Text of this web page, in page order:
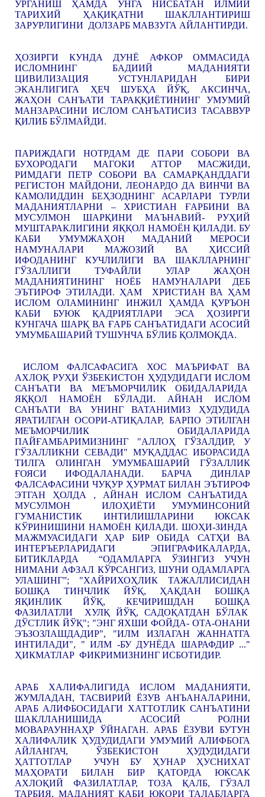
ЎРГАНИШ ҲАМДА УНГА НИСБАТАН ИЛМИЙ
ТАРИХИЙ ҲАҚИҚАТНИ ШАКЛЛАНТИРИШ
ЗАРУРЛИГИНИ ДОЛЗАРБ МАВЗУГА АЙЛАНТИРДИ.
ҲОЗИРГИ КУНДА ДУНЁ АФКОР ОММАСИДА
ИСЛОМНИНГ БАДИИЙ МАДАНИЯТИ
ЦИВИЛИЗАЦИЯ УСТУНЛАРИДАН БИРИ
ЭКАНЛИГИГА ҲЕЧ ШУБҲА ЙЎҚ, АКСИНЧА,
ЖАҲОН САНЪАТИ ТАРАҚҚИЁТИНИНГ УМУМИЙ
МАНЗАРАСИНИ ИСЛОМ САНЪАТИСИЗ ТАСАВВУР
ҚИЛИБ БЎЛМАЙДИ.
ПАРИЖДАГИ НОТРДАМ ДЕ ПАРИ СОБОРИ ВА
БУХОРОДАГИ МАГОКИ АТТОР МАСЖИДИ,
РИМДАГИ ПЕТР СОБОРИ ВА САМАРҚАНДДАГИ
РЕГИСТОН МАЙДОНИ, ЛЕОНАРДО ДА ВИНЧИ ВА
КАМОЛИДДИН БЕҲЗОДНИНГ АСАРЛАРИ ТУРЛИ
МАДАНИЯТЛАРНИ – ХРИСТИАН ҒАРБИНИ ВА
МУСУЛМОН ШАРҚИНИ МАЪНАВИЙ- РУҲИЙ
МУШТАРАКЛИГИНИ ЯҚҚОЛ НАМОЁН ҚИЛАДИ. БУ
КАБИ УМУМЖАҲОН МАДАНИЙ МЕРОСИ
НАМУНАЛАРИ МАЖОЗИЙ ВА ҲИССИЙ
ИФОДАНИНГ КУЧЛИЛИГИ ВА ШАКЛЛАРНИНГ
ГЎЗАЛЛИГИ ТУФАЙЛИ УЛАР ЖАҲОН
МАДАНИЯТИНИНГ НОЁБ НАМУНАЛАРИ ДЕБ
ЭЪТИРОФ ЭТИЛАДИ. ҲАМ ХРИСТИАН ВА ҲАМ
ИСЛОМ ОЛАМИНИНГ ИНЖИЛ ҲАМДА ҚУРЪОН
КАБИ БУЮК ҚАДРИЯТЛАРИ ЭСА ҲОЗИРГИ
КУНГАЧА ШАРҚ ВА ҒАРБ САНЪАТИДАГИ АСОСИЙ
УМУМБАШАРИЙ ТУШУНЧА БЎЛИБ ҚОЛМОҚДА.
ИСЛОМ ФАЛСАФАСИГА ХОС МАЪРИФАТ ВА
АХЛОҚ РУҲИ ЎЗБЕКИСТОН ҲУДУДИДАГИ ИСЛОМ
САНЪАТИ ВА МЕЪМОРЧИЛИК ОБИДАЛАРИДА
ЯҚҚОЛ НАМОЁН БЎЛАДИ. АЙНАН ИСЛОМ
САНЪАТИ ВА УНИНГ ВАТАНИМИЗ ҲУДУДИДА
ЯРАТИЛГАН ОСОРИ-АТИҚАЛАР, БАРПО ЭТИЛГАН
МЕЪМОРЧИЛИК ОБИДАЛАРИДА
ПАЙҒАМБАРИМИЗНИНГ "АЛЛОҲ ГЎЗАЛДИР, У
ГЎЗАЛЛИКНИ СЕВАДИ" МУҚАДДАС ИБОРАСИДА
ТИЛГА ОЛИНГАН УМУМБАШАРИЙ ГЎЗАЛЛИК
ҒОЯСИ ИФОДАЛАНАДИ. БАРЧА ДИНЛАР
ФАЛСАФАСИНИ ЧУҚУР ҲУРМАТ БИЛАН ЭЪТИРОФ
ЭТГАН ҲОЛДА , АЙНАН ИСЛОМ САНЪАТИДА
МУСУЛМОН ИЛОҲИЁТИ УМУМИНСОНИЙ
ГУМАНИСТИК ИНТИЛИШЛАРИНИ ЮКСАК
КЎРИНИШИНИ НАМОЁН ҚИЛАДИ. ШОҲИ-ЗИНДА
МАЖМУАСИДАГИ ҲАР БИР ОБИДА САТҲИ ВА
ИНТЕРЪЕРЛАРИДАГИ ЭПИГРАФИКАЛАРДА,
БИТИКЛАРДА “ОДАМЛАРГА ЎЗИНГИЗ УЧУН
НИМАНИ АФЗАЛ КЎРСАНГИЗ, ШУНИ ОДАМЛАРГА
УЛАШИНГ”; "ХАЙРИХОҲЛИК ТАЖАЛЛИСИДАН
БОШҚА ТИНЧЛИК ЙЎҚ, ҲАҚДАН БОШҚА
ЯҚИНЛИК ЙЎҚ, КЕЧИРИШДАН БОШҚА
ФАЗИЛАТЛИ ХУЛҚ ЙЎҚ, САДОҚАТДАН БЎЛАК
ДЎСТЛИК ЙЎҚ"; "ЭНГ ЯХШИ ФОЙДА- ОТА-ОНАНИ
ЭЪЗОЗЛАШДАДИР", "ИЛМ ИЗЛАГАН ЖАННАТГА
ИНТИЛАДИ", " ИЛМ -БУ ДУНЁДА ШАРАФДИР ..."
ҲИКМАТЛАР ФИКРИМИЗНИНГ ИСБОТИДИР.
АРАБ ХАЛИФАЛИГИДА ИСЛОМ МАДАНИЯТИ,
ЖУМЛАДАН, ТАСВИРИЙ ЁЗУВ АНЪАНАЛАРИНИ,
АРАБ АЛИФБОСИДАГИ ХАТТОТЛИК САНЪАТИНИ
ШАКЛЛАНИШИДА АСОСИЙ РОЛНИ
МОВАРАУННАҲР ЎЙНАГАН. АРАБ ЁЗУВИ БУТУН
ХАЛИФАЛИК ҲУДУДИДАГИ УМУМИЙ АЛИФБОГА
АЙЛАНГАЧ, ЎЗБЕКИСТОН ҲУДУДИДАГИ
ҲАТТОТЛАР УЧУН БУ ҲУНАР ҲУСНИХАТ
МАҲОРАТИ БИЛАН БИР ҚАТОРДА ЮКСАК
АХЛОҚИЙ ФАЗИЛАТЛАР, ТОЗА ҚАЛБ, ГЎЗАЛ
ТАРБИЯ, МАДАНИЯТ КАБИ ЮҚОРИ ТАЛАБЛАРГА